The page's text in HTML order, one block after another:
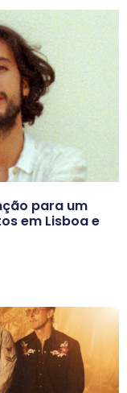
para um
em Lisboa e